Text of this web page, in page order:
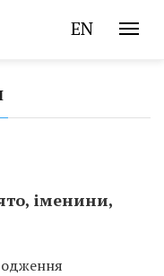
EN
іменини,